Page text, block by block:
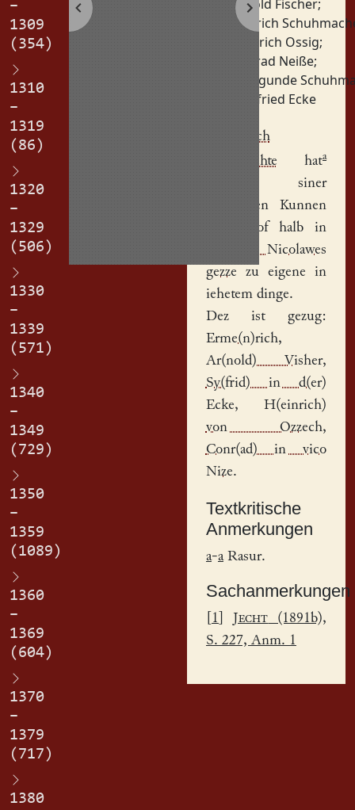
–
1309
(354)
1310
–
1319
(86)
1320
–
1329
(506)
1330
–
1339
(571)
1340
–
1349
(729)
1350
–
1359
(1089)
1360
–
1369
(604)
1370
–
1379
(717)
1380
Arnold Fischer;
Dietrich
Heinrich Ossig;
Konrad Neiße;
Kunigunde
Siegfried Ecke
Thederich
Schuvorchte hata
gegeben siner
husvrowen Kunnen
hofhalb in
sente Nicolawes
gezze zu eigene in
iehetem dinge.
Dez ist gezug:
Erme(n)rich,
Ar(nold) Visher,
Sy(frid) in d(er)
Ecke, H(einrich)
von Ozzech,
Conr(ad) in vico
Nize.
Textkritische
Anmerkungen
a-aRasur.
Sachanmerkungen
1 Jecht (1891b),
S. 227, Anm. 1